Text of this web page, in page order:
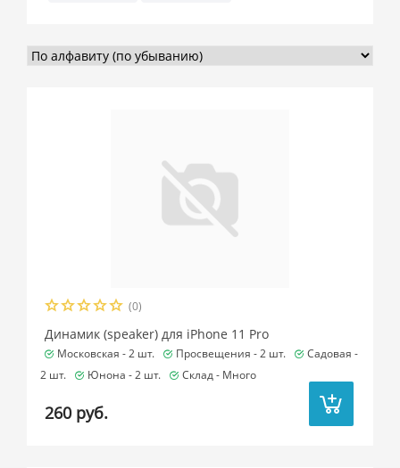
(0)
Динамик (speaker) для iPhone 11 Pro
Московская -2 шт. Просвещения -2 шт.
Садовая -
2 шт.
Юнона -2 шт. Склад - Много
260 руб.